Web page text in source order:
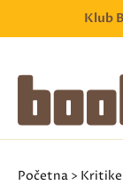
Klub
Početna > Kritike